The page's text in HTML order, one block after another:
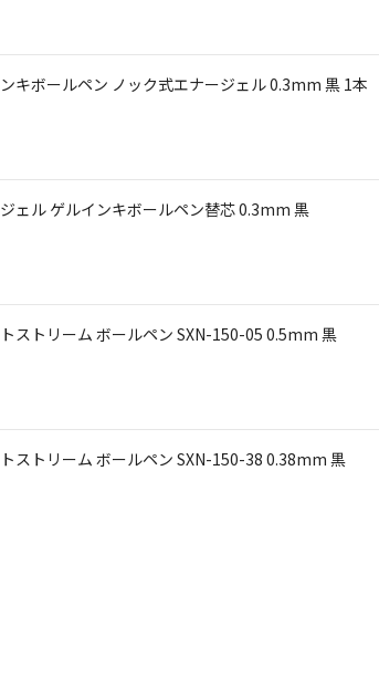
キボールペン ノック式エナージェル 0.3mm 黒 1本
ェル ゲルインキボールペン替芯 0.3mm 黒
三菱鉛筆 ジェットストリーム ボールペン SXN-150-05 0.5mm 黒
三菱鉛筆 ジェットストリーム ボールペン SXN-150-38 0.38mm 黒